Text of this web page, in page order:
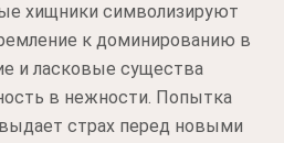
хищники символизируют
к доминированию в
и ласковые существа
в нежности. Попытка
страх перед новыми